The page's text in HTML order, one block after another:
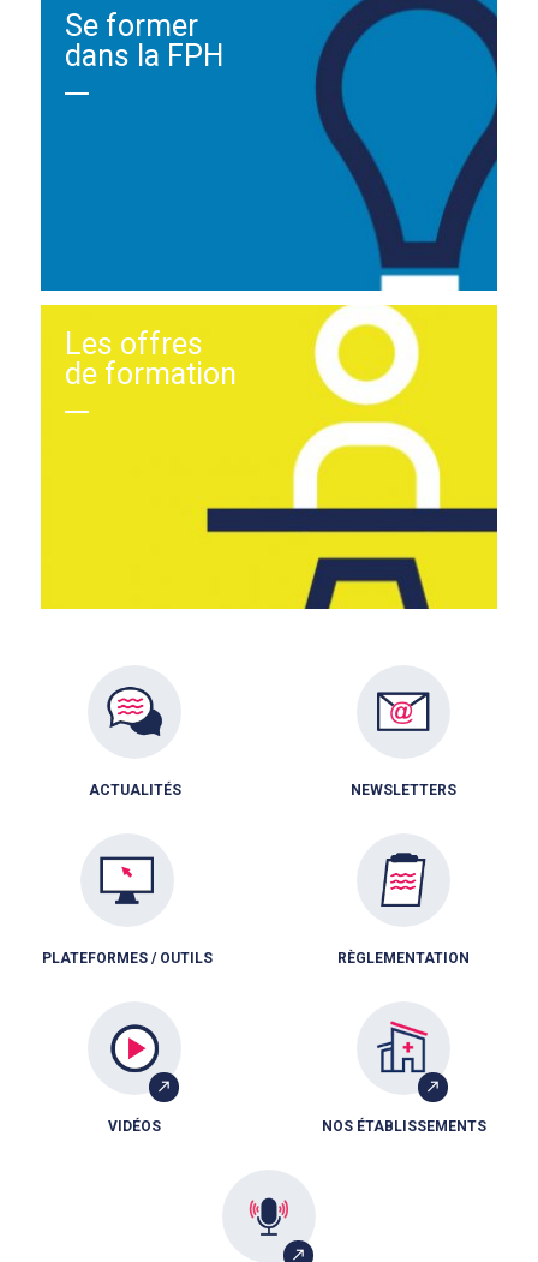
Se former
dans la FPH
Les offres
de formation
ACTUALITÉS NEWSLETTERS
PLATEFORMES / OUTILS RÈGLEMENTATION
VIDÉOS NOS ÉTABLISSEMENTS